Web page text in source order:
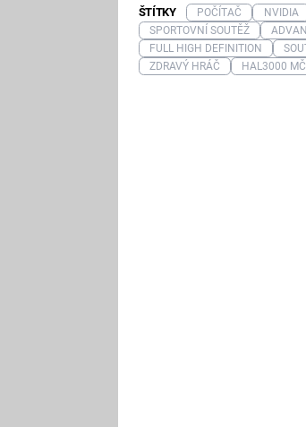
ŠTÍTKY POČÍTAČ NVIDIA
SPORTOVNÍ SOUTĚŽ
FULL HIGH DEFINITION
ZDRAVÝ HRÁČ
HAL3000